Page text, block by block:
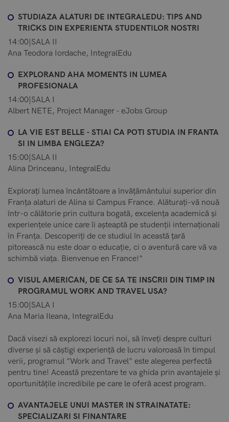
STUDIAZA ALATURI DE INTEGRALEDU: TIPS AND
TRICKS DIN EXPERIENTA STUDENTILOR NOSTRI
14:00|SALA II
Ana Teodora Iordache, IntegralEdu
EXPLORAND AHA MOMENTS IN LUMEA
PROFESIONALA
14:00|SALA I
Albert NETE, Project Manager - eJobs Group
LA VIE EST BELLE - STIAI CA POTI STUDIA IN FRANTA
SI IN LIMBA ENGLEZA?
15:00|SALA II
Alina Drinceanu, IntegralEdu
Explorați lumea încântătoare a învățământului superior din
Franța alaturi de Alina si Campus France. Alăturați-vă nouă
într-o călătorie prin cultura bogată, excelența academică și
experiențele unice care îi așteaptă pe studenții internaționali
în Franța. Descoperiți de ce studiul în această țară
pitorească nu este doar o educație, ci o aventură care vă va
schimbă viața. Bienvenue en France!"
VISUL AMERICAN, DE CE SA TE INSCRII DIN TIMP IN
PROGRAMUL WORK AND TRAVEL USA?
15:00|SALA I
Ana Maria Ileana, IntegralEdu
Dacă visezi să explorezi locuri noi, să înveți despre culturi
diverse și să câștigi experiență de lucru valoroasă în timpul
verii, programul "Work and Travel" este alegerea perfectă
pentru tine! Această prezentare te va ghida prin avantajele și
oportunitățile incredibile pe care le oferă acest program.
AVANTAJELE UNUI MASTER IN STRAINATATE:
SPECIALIZARI SI FINANTARE